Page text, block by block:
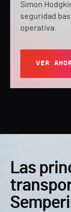
Simon
seguridad
operativa.
VER
Las